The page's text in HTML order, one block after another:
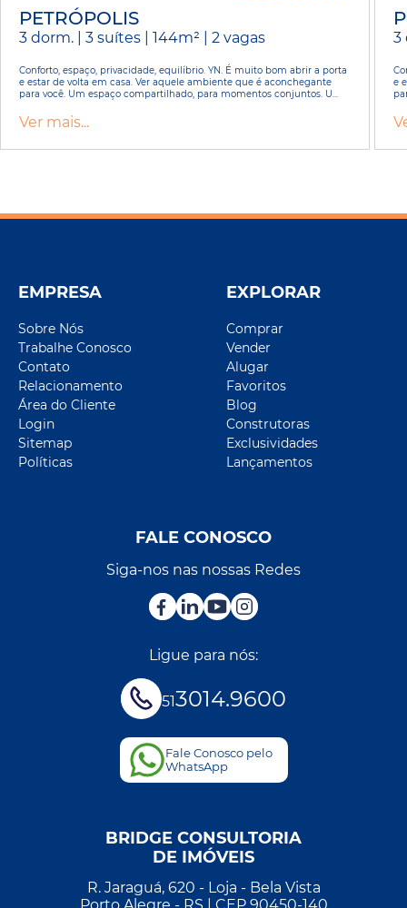
PETRÓPOLIS
3 dorm. | 3 suítes | 144m² | 2 vagas
Conforto, espaço, privacidade, equilíbrio. YN. É muito bom abrir a porta
e estar de volta em casa. Ver aquele ambiente que é aconchegante
para você. Um espaço compartilhado, para momentos conjuntos. U...
Ver mais...
3
e
EMPRESA
Sobre Nós
Trabalhe Conosco
Contato
Relacionamento
Área do Cliente
Login
Sitemap
Políticas
EXPLORAR
Comprar
Vender
Alugar
Favoritos
Blog
Construtoras
Exclusividades
Lançamentos
FALE CONOSCO
Siga-nos nas nossas Redes
Ligue para nós:
513014.9600
Fale Conosco pelo
WhatsApp
BRIDGE CONSULTORIA
DE IMÓVEIS
R. Jaraguá, 620 - Loja - Bela Vista
Porto Alegre - RS | CEP 90450-140